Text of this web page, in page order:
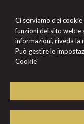
Ci serviamo dei
funzioni del sito web
informazioni, riveda la
Può gestire le
Cookie'